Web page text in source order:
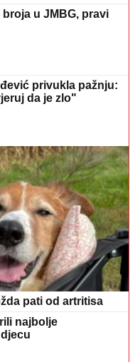
u JMBG, pravi
privukla pažnju:
da je zlo"
pati od artritisa
najbolje